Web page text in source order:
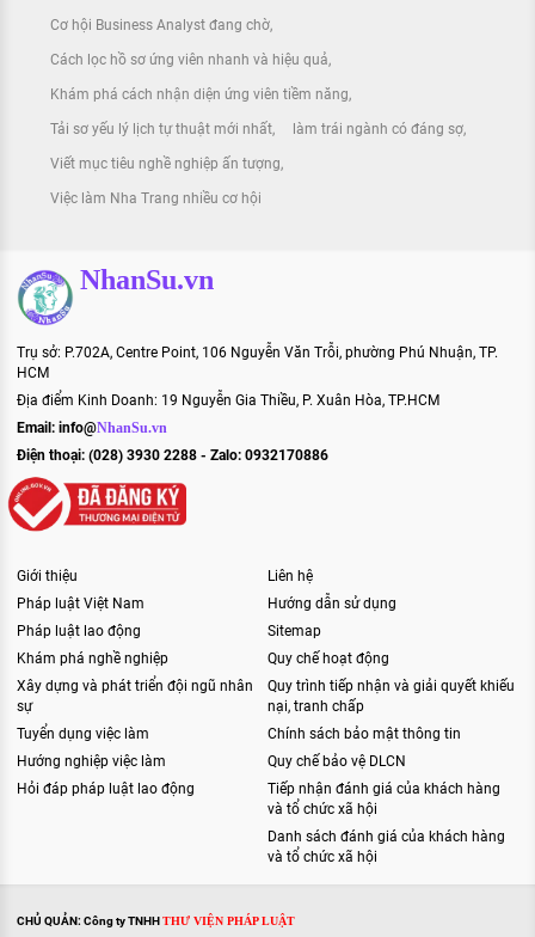
Cơ hội Business Analyst đang chờ
Cách lọc hồ sơ ứng viên nhanh và hiệu quả
Khám phá cách nhận diện ứng viên tiềm năng
Tải sơ yếu lý lịch tự thuật mới nhất làm trái ngành có đáng sợ
Viết mục tiêu nghề nghiệp ấn tượng
Việc làm Nha Trang nhiều cơ hội
NhanSu.vn
Trụ sở: P.702A, Centre Point, 106 Nguyễn Văn Trỗi, phường Phú Nhuận, TP.
HCM
Địa điểm Kinh Doanh: 19 Nguyễn Gia Thiều, P. Xuân Hòa, TP.HCM
Email: info@NhanSu.vn
Điện thoại: (028) 3930 2288 - Zalo: 0932170886
Giới thiệu
Pháp luật Việt Nam
Pháp luật lao động
Khám phá nghề nghiệp
Xây dựng và phát triển đội ngũ nhân
sự
Tuyển dụng việc làm
Hướng nghiệp việc làm
Hỏi đáp pháp luật lao động
Liên hệ
Hướng dẫn sử dụng
Sitemap
Quy chế hoạt động
Quy trình tiếp nhận và giải quyết khiếu
nại, tranh chấp
Chính sách bảo mật thông tin
Quy chế bảo vệ DLCN
Tiếp nhận đánh giá của khách hàng
và tổ chức xã hội
Danh sách đánh giá của khách hàng
và tổ chức xã hội
CHỦ QUẢN: Công ty TNHHTHƯ VIỆN PHÁP LUẬT